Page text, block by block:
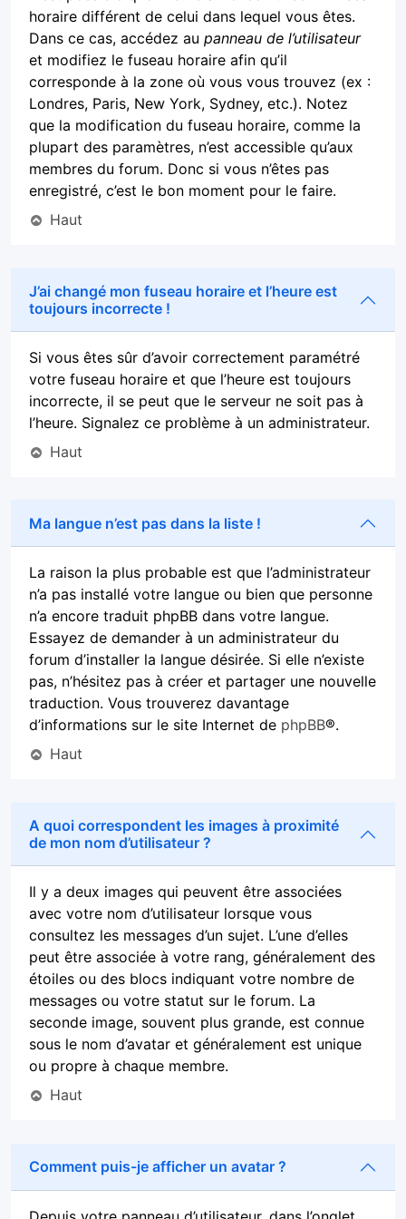
horaire différent de celui dans lequel vous êtes.
Dans ce cas, accédez au panneau de l’utilisateur
et modifiez le fuseau horaire afin qu’il
corresponde à la zone où vous vous trouvez (ex :
Londres, Paris, New York, Sydney, etc.). Notez
que la modification du fuseau horaire, comme la
plupart des paramètres, n’est accessible qu’aux
membres du forum. Donc si vous n’êtes pas
enregistré, c’est le bon moment pour le faire.
Haut
J’ai changé mon fuseau horaire et l’heure est
toujours incorrecte !
Si vous êtes sûr d’avoir correctement paramétré
votre fuseau horaire et que l’heure est toujours
incorrecte, il se peut que le serveur ne soit pas à
l’heure. Signalez ce problème à un administrateur.
Haut
Ma langue n’est pas dans la liste !
La raison la plus probable est que l’administrateur
n’a pas installé votre langue ou bien que personne
n’a encore traduit phpBB dans votre langue.
Essayez de demander à un administrateur du
forum d’installer la langue désirée. Si elle n’existe
pas, n’hésitez pas à créer et partager une nouvelle
traduction. Vous trouverez davantage
d’informations sur le site Internet de phpBB®.
Haut
A quoi correspondent les images à proximité
de mon nom d’utilisateur ?
Il y a deux images qui peuvent être associées
avec votre nom d’utilisateur lorsque vous
consultez les messages d’un sujet. L’une d’elles
peut être associée à votre rang, généralement des
étoiles ou des blocs indiquant votre nombre de
messages ou votre statut sur le forum. La
seconde image, souvent plus grande, est connue
sous le nom d’avatar et généralement est unique
ou propre à chaque membre.
Haut
Comment puis-je afficher un avatar ?